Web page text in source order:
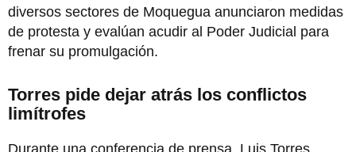
diversos sectores de Moquegua anunciaron medidas
de protesta y evalúan acudir al Poder Judicial para
frenar su promulgación.
Torres pide dejar atrás los conflictos
limítrofes
Durante una conferencia de prensa, Luis Torres